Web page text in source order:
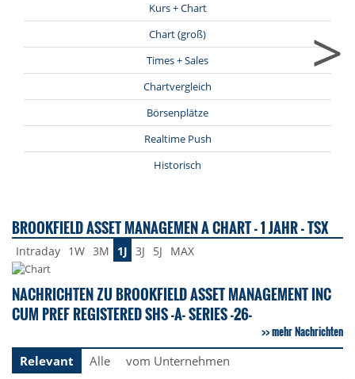
Kurs + Chart
Chart (groß)
Times + Sales
Chartvergleich
Börsenplätze
Realtime Push
Historisch
>
BROOKFIELD ASSET MANAGEMEN A CHART - 1 JAHR - TSX
Intraday 1W 3M 1J 3J 5J MAX
NACHRICHTEN ZU BROOKFIELD ASSET MANAGEMENT INC
CUM PREF REGISTERED SHS -A- SERIES -26-
mehr Nachrichten
Relevant
Alle vom Unternehmen